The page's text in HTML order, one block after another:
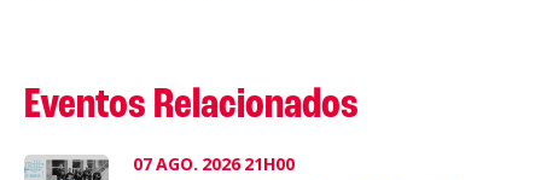
Eventos Relacionados
07AGO. 2026 21H00